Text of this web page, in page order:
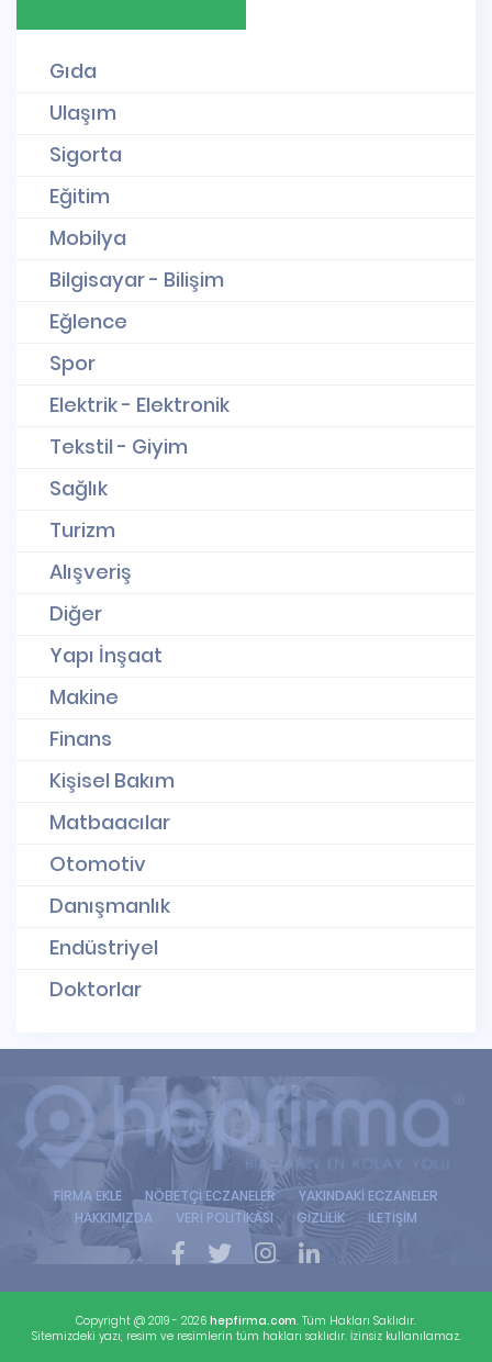
Gıda
Ulaşım
Sigorta
Eğitim
Mobilya
Bilgisayar - Bilişim
Eğlence
Spor
Elektrik - Elektronik
Tekstil - Giyim
Sağlık
Turizm
Alışveriş
Diğer
Yapı İnşaat
Makine
Finans
Kişisel Bakım
Matbaacılar
Otomotiv
Danışmanlık
Endüstriyel
Doktorlar
FİRMA EKLE NÖBETÇİ ECZANELER
YAKINDAKİ ECZANELER
HAKKIMIZDA
VERİ POLİTİKASI GİZLİLİK İLETİŞİM
Copyright @ 2019 - 2026 hepfirma.com. Tüm Hakları Saklıdır.
Sitemizdeki yazı, resim ve resimlerin tüm hakları saklıdır. İzinsiz kullanılamaz.